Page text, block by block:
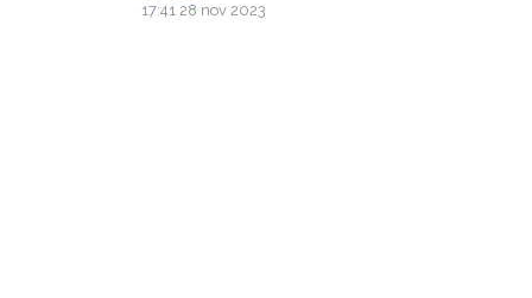
17:41 28 nov 2023